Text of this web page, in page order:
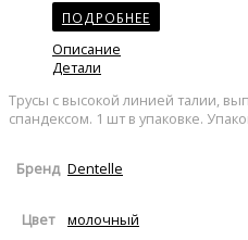
ПОДРОБНЕЕ
Описание
Детали
Трусы с высокой линией талии,
спандексом. 1 шт в упаковке.
Бренд Dentelle
Цвет молочный